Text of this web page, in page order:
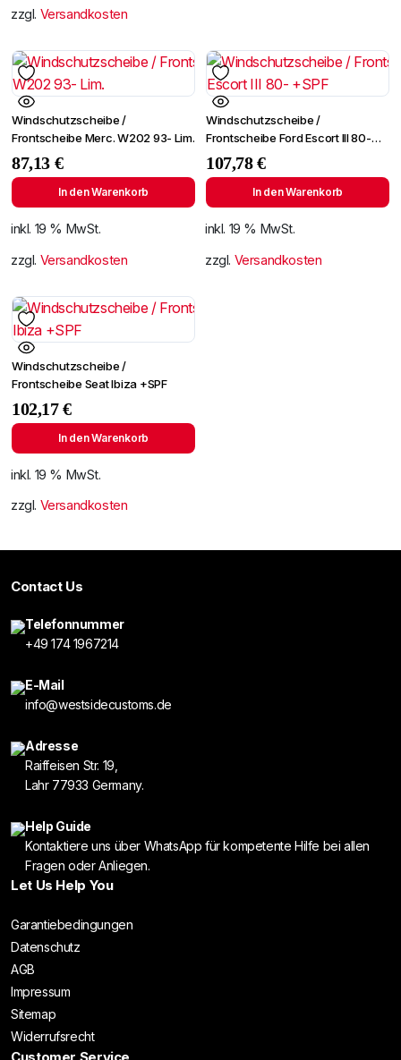
zzgl. Versandkosten
Windschutzscheibe /
Frontscheibe Merc. W202 93- Lim.
87,13 €
In den Warenkorb
inkl. 19 % MwSt.
zzgl. Versandkosten
Windschutzscheibe /
Frontscheibe Ford Escort III 80-
+SPF
107,78€
In den Warenkorb
inkl. 19 % MwSt.
zzgl. Versandkosten
Windschutzscheibe /
Frontscheibe Seat Ibiza +SPF
102,17€
In den Warenkorb
inkl. 19 % MwSt.
zzgl. Versandkosten
Contact Us
Telefonnummer
+49 174 1967214
E-Mail
info@westsidecustoms.de
Adresse
Raiffeisen Str. 19,
Lahr 77933 Germany.
Help Guide
Kontaktiere uns über WhatsApp für kompetente Hilfe bei allen
Fragen oder Anliegen.
Let Us Help You
Garantiebedingungen
Datenschutz
AGB
Impressum
Sitemap
Widerrufsrecht